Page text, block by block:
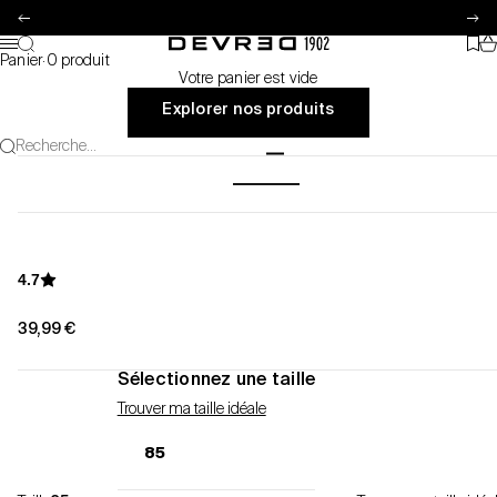
Précédent
Devred 1902
Menu
Recherche
Panier· 0 produit
Votre panier est vide
Explorer nos produits
Recherche... Aller à l'élément 1
4.7
Prix de vente
39,99 €
Sélectionnez une taille
Trouver ma taille idéale
85